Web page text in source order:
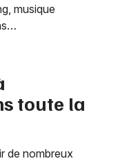
musique
toute la
de nombreux